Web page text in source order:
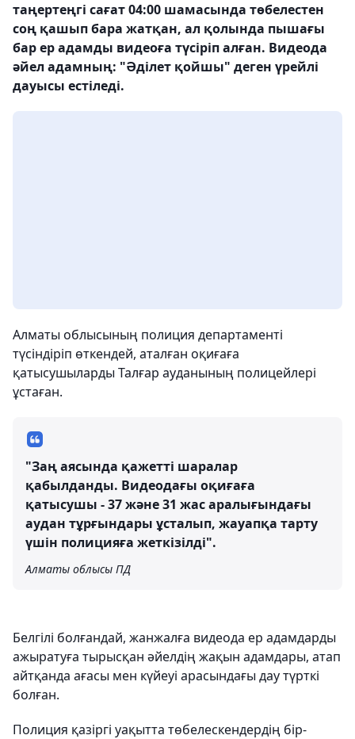
таңертеңгі сағат 04:00 шамасында төбелестен
соң қашып бара жатқан, ал қолында пышағы
бар ер адамды видеоға түсіріп алған. Видеода
әйел адамның: "Әділет қойшы" деген үрейлі
дауысы естіледі.
Алматы облысының полиция департаменті
түсіндіріп өткендей, аталған оқиғаға
қатысушыларды Талғар ауданының полицейлері
ұстаған.
"Заң аясында қажетті шаралар
қабылданды. Видеодағы оқиғаға
қатысушы - 37 және 31 жас аралығындағы
аудан тұрғындары ұсталып, жауапқа тарту
үшін полицияға жеткізілді".
Алматы облысы ПД
Белгілі болғандай, жанжалға видеода ер адамдарды
ажыратуға тырысқан әйелдің жақын адамдары, атап
айтқанда ағасы мен күйеуі арасындағы дау түрткі
болған.
Полиция қазіргі уақытта төбелескендердің бір-